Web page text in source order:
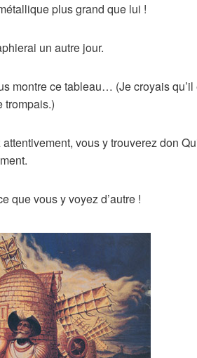
plus grand que lui !
un autre jour.
montre ce tableau… (Je croyais qu’il
trompais.)
vous y trouverez don
que vous y voyez d’autre !